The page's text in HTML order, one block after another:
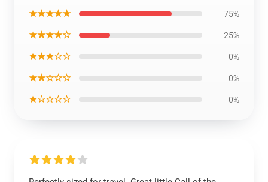
★★★★★ 75%
★★★★☆ 25%
★★★☆☆ 0%
★★☆☆☆ 0%
★☆☆☆☆ 0%